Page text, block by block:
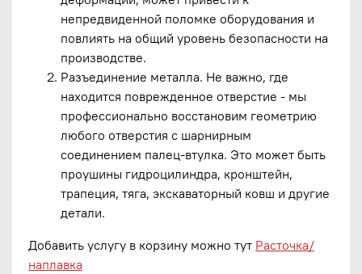
непредвиденной поломке оборудования и
повлиять на общий уровень безопасности на
производстве.
Разъединение металла. Не важно, где
находится поврежденное отверстие - мы
профессионально восстановим геометрию
любого отверстия с шарнирным
соединением палец-втулка. Это может быть
проушины гидроцилиндра, кронштейн,
трапеция, тяга, экскаваторный ковш и другие
детали.
Добавить услугу в корзину можно тут Расточка/
наплавка